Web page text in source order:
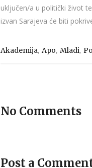
uključen/a u politički život
izvan Sarajeva će biti
Akademija, Apo, Mladi,
No Comments
Post a